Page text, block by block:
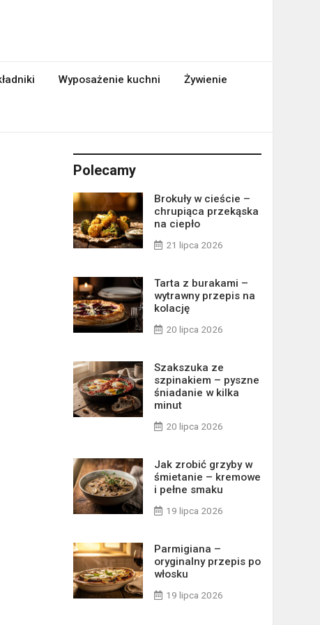
Wyposażenie kuchni Żywienie
Polecamy
Brokuły w cieście –
chrupiąca przekąska
na ciepło
21 lipca 2026
Tarta z burakami –
wytrawny przepis na
kolację
20 lipca 2026
Szakszuka ze
szpinakiem – pyszne
śniadanie w kilka
minut
20 lipca 2026
Jak zrobić grzyby w
śmietanie – kremowe
i pełne smaku
19 lipca 2026
Parmigiana –
oryginalny przepis po
włosku
19 lipca 2026